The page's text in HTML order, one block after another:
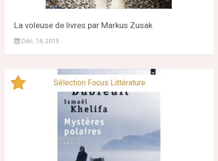
La voleuse de livres par Markus Zusak
Déc. 14, 2015
Sélection Focus Littérature